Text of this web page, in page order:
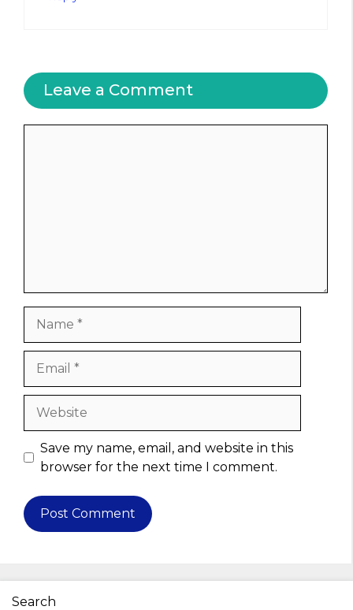
Leave a Comment
Save my name, email, and website in this
browser for the next time I comment.
Search